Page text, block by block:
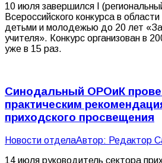
10 июля завершился I
Всероссийского конкурса в
детьми и молодежью до 20 лет «За
учителя». Конкурс организован в
уже в 15 раз.
Синодальный ОРОиК
практическим
приходского просвещения
Новости отделаАвтор: Редактор
14 июля руководитель сектора